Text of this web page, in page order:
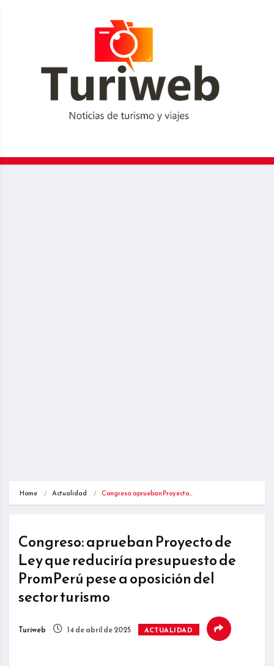
Home Actualidad Congreso: aprueban Proyecto…
Congreso: aprueban Proyecto de
Ley que reduciría presupuesto de
PromPerú pese a oposición del
sector turismo
Turiweb 14 de abril de 2025 ACTUALIDAD